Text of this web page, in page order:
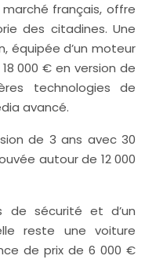
français, offre
des citadines. Une
équipée d’un moteur
000 € en version de
technologies de
avancé.
de 3 ans avec 30
autour de 12 000
de sécurité et d’un
reste une voiture
de prix de 6 000 €